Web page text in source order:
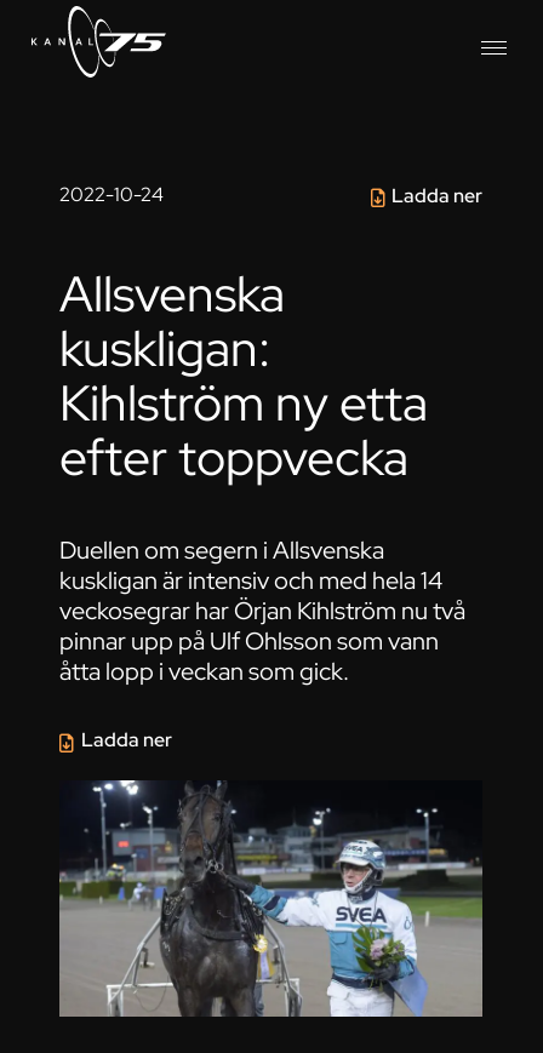
2022-10-24 Ladda ner
Allsvenska
kuskligan:
Kihlström ny etta
efter toppvecka
Duellen om segern i Allsvenska
kuskligan är intensiv och med hela 14
veckosegrar har Örjan Kihlström nu två
pinnar upp på Ulf Ohlsson som vann
åtta lopp i veckan som gick.
Ladda ner